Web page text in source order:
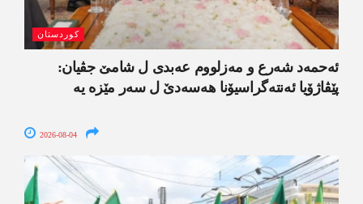
کوردستان
ئەحمەد شەرع و مەزلووم عەبدی ل شامێ جڤیان:
پێڤاژۆیا ئەنتەگراسیۆنا ھەسەدێ ل سەر مێزە یە
2026-08-04